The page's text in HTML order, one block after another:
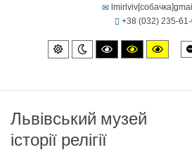
+38 (032) 235-
Default
mode
Night
mode
High
contrast
High
contrast
High
Львівський музей
історії релігії